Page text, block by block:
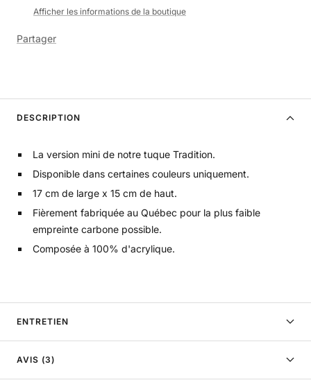
Afficher les informations de la boutique
Partager
DESCRIPTION
La version mini de notre tuque Tradition.
Disponible dans certaines couleurs uniquement.
17 cm de large x 15 cm de haut.
Fièrement fabriquée au Québec pour la plus faible
empreinte carbone possible.
Composée à 100% d'acrylique.
ENTRETIEN
AVIS (3)